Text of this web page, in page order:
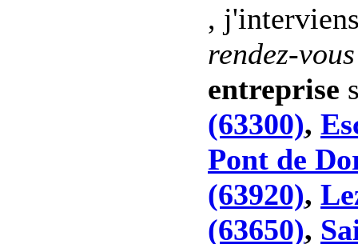
,
rendez-
entreprise
(63300),
Pont de
(63920),
(63650),